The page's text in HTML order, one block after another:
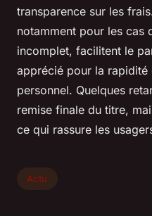
transparence sur les
notamment pour les cas
incomplet, facilitent le
apprécié pour la rapidité
personnel. Quelques
remise finale du titre,
ce qui rassure les
Actu